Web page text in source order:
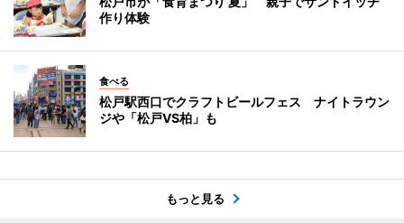
作り体験
食べる
松戸駅西口でクラフトビールフェス ナイトラウン
ジや「松戸VS柏」も
もっと見る